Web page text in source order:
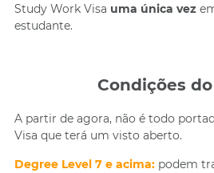
Study Work Visa uma única vez
estudante.
Condições
A partir de agora, não é todo
Visa que terá um visto aberto.
Degree Level 7 e acima:podem